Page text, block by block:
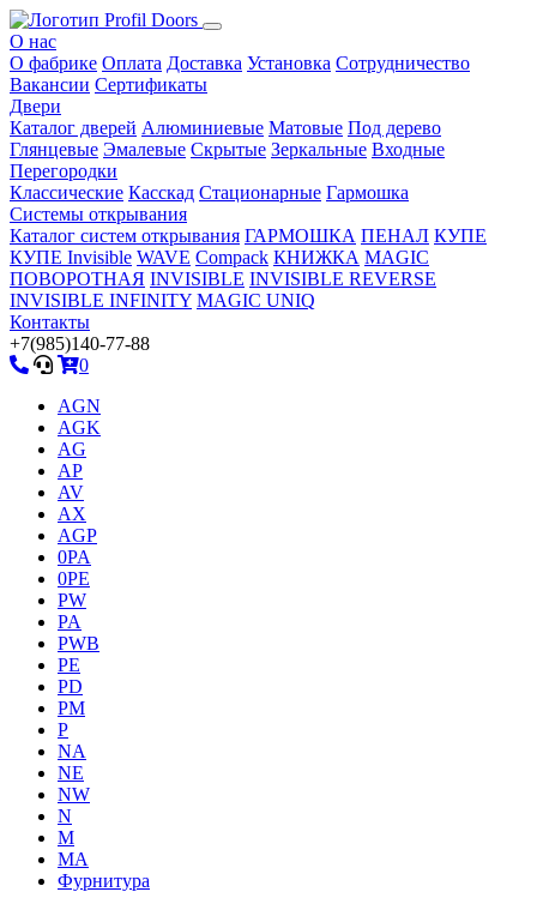
О нас
О фабрике Оплата Доставка Установка Сотрудничество
Вакансии Сертификаты
Двери
Каталог дверей Алюминиевые Матовые Под дерево
Глянцевые Эмалевые Скрытые Зеркальные Входные
Перегородки
Классические Касскад Стационарные Гармошка
Системы открывания
Каталог систем открывания ГАРМОШКА ПЕНАЛ КУПЕ
КУПЕ Invisible WAVE Compack КНИЖКА MAGIC
ПОВОРОТНАЯ INVISIBLE INVISIBLE REVERSE
INVISIBLE INFINITY MAGIC UNIQ
Контакты
+7(985)140-77-88
0
AGN
AGK
AG
AP
AV
AX
AGP
0PA
0PE
PW
PA
PWB
PE
PD
PM
P
NA
NE
NW
N
M
MA
Фурнитура